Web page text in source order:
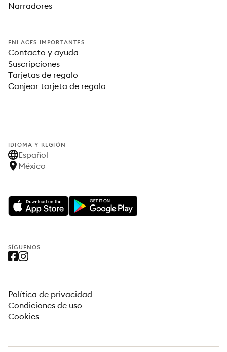
Narradores
ENLACES IMPORTANTES
Contacto y ayuda
Suscripciones
Tarjetas de regalo
Canjear tarjeta de regalo
IDIOMA Y REGIÓN
Español
México
SÍGUENOS
Política de privacidad
Condiciones de uso
Cookies